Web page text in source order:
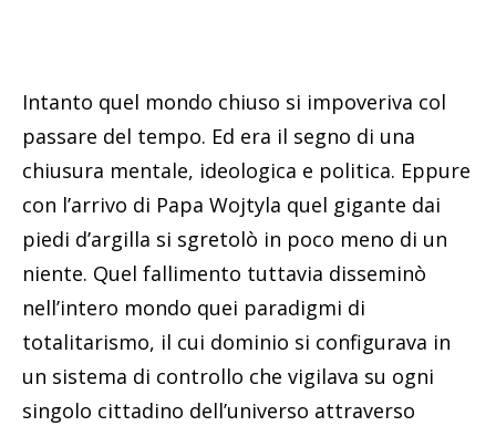
Intanto quel mondo chiuso si impoveriva col
passare del tempo. Ed era il segno di una
chiusura mentale, ideologica e politica. Eppure
con l’arrivo di Papa Wojtyla quel gigante dai
piedi d’argilla si sgretolò in poco meno di un
niente. Quel fallimento tuttavia disseminò
nell’intero mondo quei paradigmi di
totalitarismo, il cui dominio si configurava in
un sistema di controllo che vigilava su ogni
singolo cittadino dell’universo attraverso